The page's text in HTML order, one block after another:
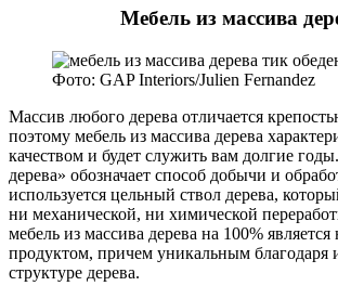
Мебель из массива
Фото: GAP Interiors/Julien Fernandez
Массив любого дерева отличается
поэтому мебель из массива дерева
качеством и будет служить вам долгие
дерева» обозначает способ добычи и
используется цельный ствол дерева,
ни механической, ни химической
мебель из массива дерева на 100%
продуктом, причем уникальным благодаря
структуре дерева.